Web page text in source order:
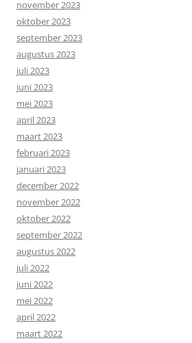
november 2023
oktober 2023
september 2023
augustus 2023
juli 2023
juni 2023
mei 2023
april 2023
maart 2023
februari 2023
januari 2023
december 2022
november 2022
oktober 2022
september 2022
augustus 2022
juli 2022
juni 2022
mei 2022
april 2022
maart 2022